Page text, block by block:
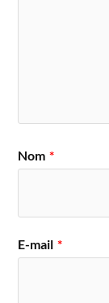
Nom *
E-mail *